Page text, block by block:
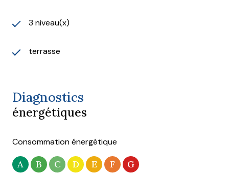
3 niveau(x)
terrasse
Diagnostics
énergétiques
Consommation énergétique
A B C D E F G